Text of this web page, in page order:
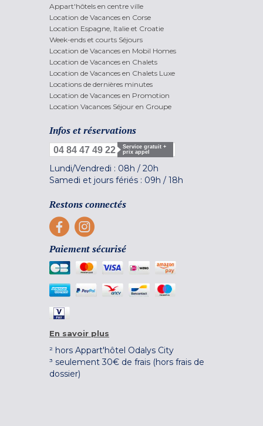
Appart'hôtels en centre ville
Location de Vacances en Corse
Location Espagne, Italie et Croatie
Week-ends et courts Séjours
Location de Vacances en Mobil Homes
Location de Vacances en Chalets
Location de Vacances en Chalets Luxe
Locations de dernières minutes
Location de Vacances en Promotion
Location Vacances Séjour en Groupe
Infos et réservations
04 84 47 49 22
Service gratuit +
prix appel
Lundi/Vendredi : 08h / 20h
Samedi et jours fériés : 09h / 18h
Restons connectés
Paiement sécurisé
En savoir plus
² hors Appart'hôtel Odalys City
³ seulement 30€ de frais (hors frais de
dossier)